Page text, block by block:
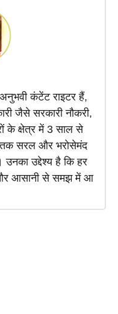
कंटेंट राइटर हैं,
जैसे सरकारी नौकरी,
के क्षेत्र में 3 साल से
सरल और भरोसेमंद
उनका उद्देश्य है कि हर
आसानी से समझ में आ